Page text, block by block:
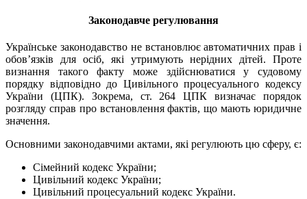
Законодавче регулювання
Українське законодавство не встановлює автоматичних прав і
обов’язків для осіб, які утримують нерідних дітей. Проте
визнання такого факту може здійснюватися у судовому
порядку відповідно до Цивільного процесуального кодексу
України (ЦПК). Зокрема, ст. 264 ЦПК визначає порядок
розгляду справ про встановлення фактів, що мають юридичне
значення.
Основними законодавчими актами, які регулюють цю сферу, є:
Сімейний кодекс України;
Цивільний кодекс України;
Цивільний процесуальний кодекс України.